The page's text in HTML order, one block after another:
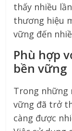
thấy nhiều
thương hiệu
vững đến
Phù hợp
bền vững
Trong những
vững đã trở
càng được